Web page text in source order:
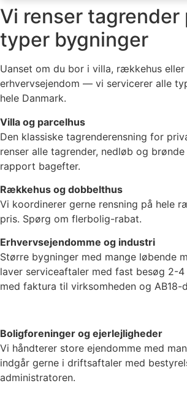
Vi renser tagrender
typer bygninger
Uanset om du bor i villa, rækkehus eller
erhvervsejendom — vi servicerer alle
hele Danmark.
Villa og parcelhus
Den klassiske tagrenderensning for
renser alle tagrender, nedløb og
rapport bagefter.
Rækkehus og dobbelthus
Vi koordinerer gerne rensning på hele
pris. Spørg om flerbolig-rabat.
Erhvervsejendomme og industri
Større bygninger med mange løbende
laver serviceaftaler med fast besøg 2-
med faktura til virksomheden og AB18-
Boligforeninger og ejerlejligheder
Vi håndterer store ejendomme med
indgår gerne i driftsaftaler med
administratoren.